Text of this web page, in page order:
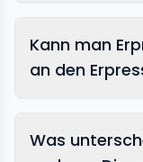
Kann man
an den
Was